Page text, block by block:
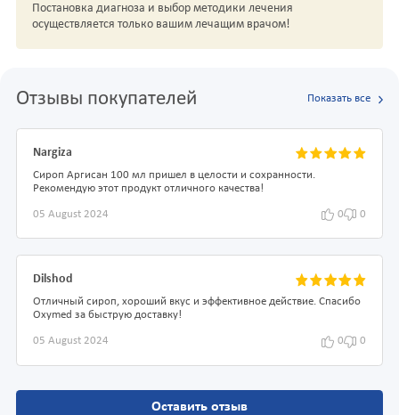
Постановка диагноза и выбор методики лечения
осуществляется только вашим лечащим врачом!
Отзывы покупателей Показать все
Nargiza
Сироп Аргисан 100 мл пришел в целости и сохранности.
Рекомендую этот продукт отличного качества!
05 August 2024 0 0
Dilshod
Отличный сироп, хороший вкус и эффективное действие. Спасибо
Oxymed за быструю доставку!
05 August 2024 0 0
Оставить отзыв